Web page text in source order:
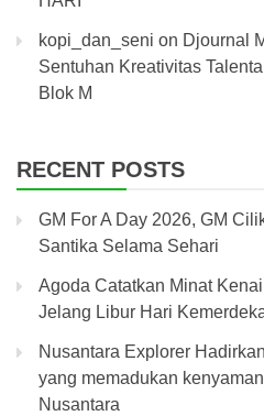
kopi_dan_seni on Djournal
Sentuhan Kreativitas
Blok M
RECENT POSTS
GM For A Day 2026, GM
Santika Selama Sehari
Agoda Catatkan Minat
Jelang Libur Hari
Nusantara Explorer
yang memadukan
Nusantara